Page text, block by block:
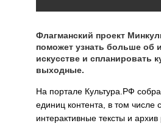
Флагманский проект
поможет узнать больше об
искусстве и спланировать
выходные.
На портале Культура.РФ
единиц контента, в том числе
интерактивные тексты и архив